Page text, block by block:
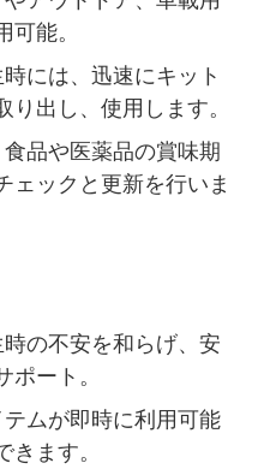
能。
には、迅速にキット
出し、使用します。
食品や医薬品の賞味期
ェックと更新を行いま
の不安を和らげ、安
ート。
ムが即時に利用可能
ます。